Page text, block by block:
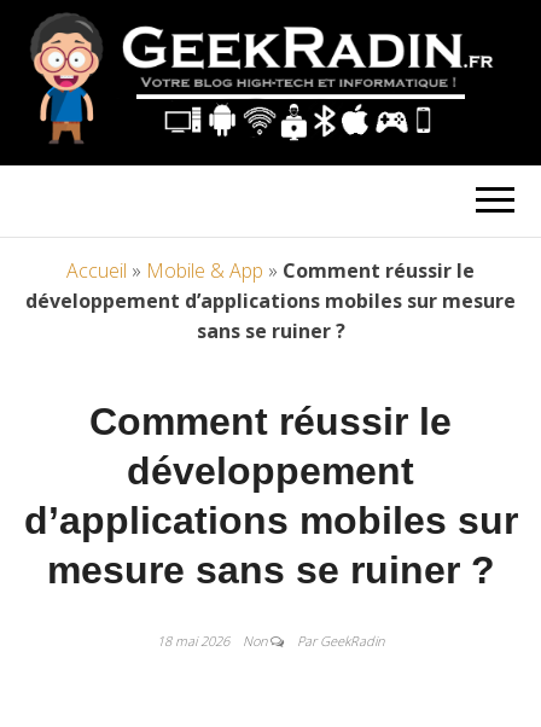
Accueil » Mobile & App » Comment réussir le
développement d’applications mobiles sur mesure
sans se ruiner ?
Comment réussir le
développement
d’applications mobiles sur
mesure sans se ruiner ?
18 mai 2026 Non Par GeekRadin